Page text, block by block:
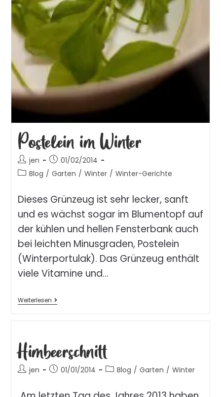
Postelein im Winter
jen
01/02/2014
Blog / Garten / Winter / Winter-Gerichte
Dieses Grünzeug ist sehr lecker, sanft
und es wächst sogar im Blumentopf auf
der kühlen und hellen Fensterbank auch
bei leichten Minusgraden, Postelein
(Winterportulak). Das Grünzeug enthält
viele Vitamine und…
Weiterlesen
Himbeerschnitt
jen 01/01/2014 Blog / Garten / Winter